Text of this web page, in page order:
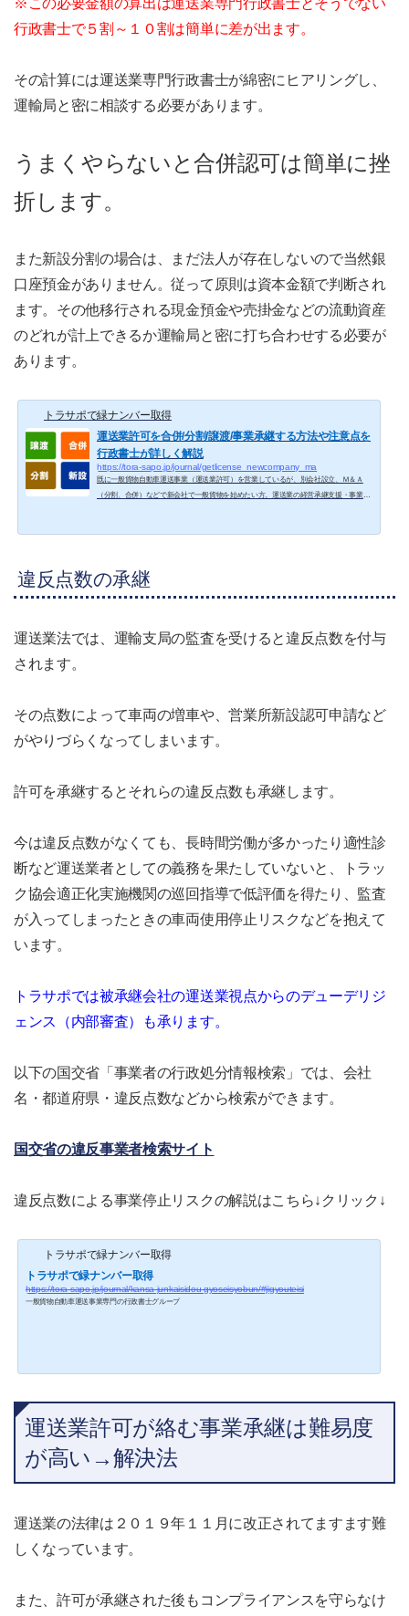
※この必要金額の算出は運送業専門行政書士とそうでない
行政書士で５割～１０割は簡単に差が出ます。
その計算には運送業専門行政書士が綿密にヒアリングし、
運輸局と密に相談する必要があります。
うまくやらないと合併認可は簡単に挫
折します。
また新設分割の場合は、まだ法人が存在しないので当然銀
口座預金がありません。従って原則は資本金額で判断され
ます。その他移行される現金預金や売掛金などの流動資産
のどれが計上できるか運輸局と密に打ち合わせする必要が
あります。
トラサポで緑ナンバー取得
運送業許可を合併/分割/譲渡/事業承継する方法や注意点を
行政書士が詳しく解説
https://tora-sapo.jp/journal/getlicense_newcompany_ma
既に一般貨物自動車運送事業（運送業許可）を営業しているが、別会社設立、Ｍ＆Ａ
（分割、合併）などで新会社で一般貨物を始めたい方。運送業の経営承継支援・事業承
よる会社再編（Ｍ＆Ａ、事業承...
違反点数の承継
運送業法では、運輸支局の監査を受けると違反点数を付与
されます。
その点数によって車両の増車や、営業所新設認可申請など
がやりづらくなってしまいます。
許可を承継するとそれらの違反点数も承継します。
今は違反点数がなくても、長時間労働が多かったり適性診
断など運送業者としての義務を果たしていないと、トラッ
ク協会適正化実施機関の巡回指導で低評価を得たり、監査
が入ってしまったときの車両使用停止リスクなどを抱えて
います。
トラサポでは被承継会社の運送業視点からのデューデリジ
ェンス（内部審査）も承ります。
以下の国交省「事業者の行政処分情報検索」では、会社
名・都道府県・違反点数などから検索ができます。
国交省の違反事業者検索サイト
違反点数による事業停止リスクの解説はこちら↓クリック↓
トラサポで緑ナンバー取得
トラサポで緑ナンバー取得
https://tora-sapo.jp/journal/kansa-junkaisidou-gyoseisyobun/#jigyouteisi
一般貨物自動車運送事業専門の行政書士グループ
運送業許可が絡む事業承継は難易度
が高い→解決法
運送業の法律は２０１９年１１月に改正されてますます難
しくなっています。
また、許可が承継された後もコンプライアンスを守らなけ